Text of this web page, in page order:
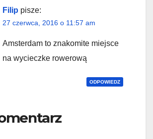
Filip pisze:
27 czerwca, 2016 o 11:57 am
Amsterdam to znakomite miejsce
na wycieczke rowerową
ODPOWIEDZ